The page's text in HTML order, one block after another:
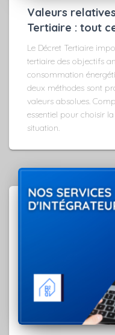
Valeurs
Tertiaire : tout
Le Décret Tertiaire
tertiaire des objectifs
consommation
deux méthodes sont
valeurs absolues.
essentiel pour choisir
situation.